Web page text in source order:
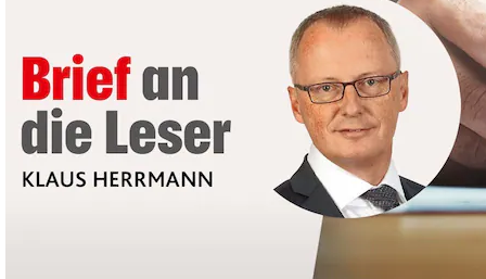
© Krone Multimedia GmbH & Co KG 2026